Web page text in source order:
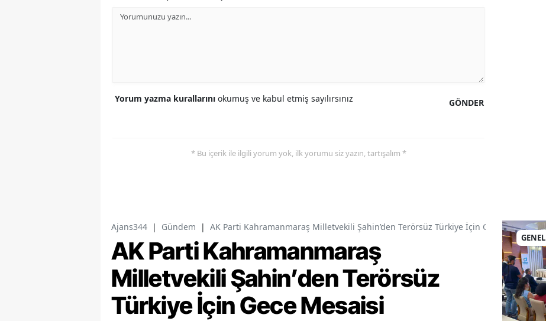
GÖNDER
Yorum yazma kurallarını okumuş ve kabul etmiş sayılırsınız
* Bu içerik ile ilgili yorum yok, ilk yorumu siz yazın, tartışalım *
Ajans344 | Gündem | AK Parti Kahramanmaraş Milletvekili Şahin’den Terörsüz Türkiye İçin Gece Mesaisi
AK Parti Kahramanmaraş
Milletvekili Şahin’den Terörsüz
Türkiye İçin Gece Mesaisi
GENEL